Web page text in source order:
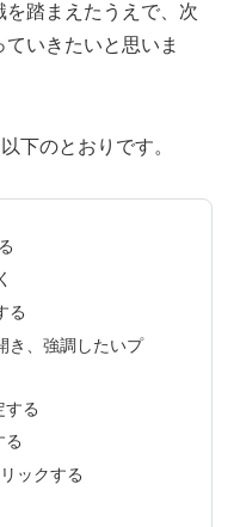
を踏まえたうえで、次
いきたいと思いま
下のとおりです。
る
き、強調したいプ
する
る
ックする